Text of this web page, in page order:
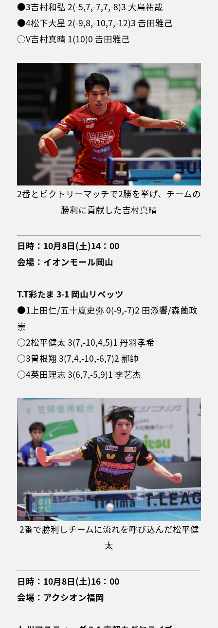
●3吉村和弘 2(-5,7,-7,7,-8)3 大島祐哉
●4松下大星 2(-9,8,-10,7,-12)3 𠮷田雅己
○V吉村真晴 1(10)0 𠮷田雅己
2番とビクトリーマッチで2勝を挙げ、チームの
勝利に貢献した吉村真晴
日時：10月8日(土)14：00
会場：イオンモール岡山
T.T彩たま 3-1 岡山リベッツ
●1上田仁/五十嵐史弥 0(-9,-7)2 田添響/森薗政
崇
○2松平健太 3(7,-10,4,5)1 丹羽孝希
○3曽根翔 3(7,4,-10,-6,7)2 郝帥
○4英田理志 3(6,7,-5,9)1 李艺杰
2番で勝利しチームに流れを呼び込んだ松平健
太
日時：10月8日(土)16：00
会場：アクシオン福岡